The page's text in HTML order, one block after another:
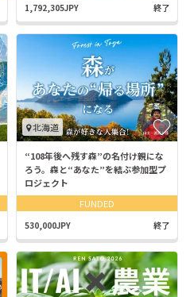
1,792,305JPY 終了
北海道
“108年後へ残す森”の名付け親にな
ろう。森と“あなた”を結ぶ参加型プ
ロジェクト
FUNDED
530,000JPY 終了